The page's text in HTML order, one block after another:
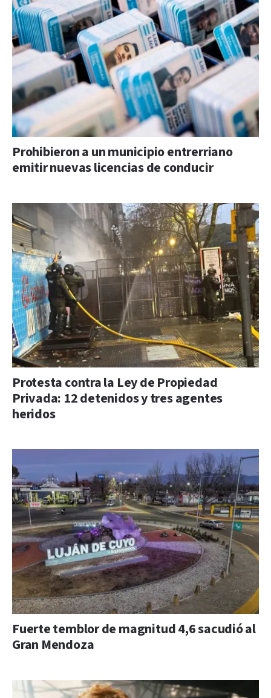
Prohibieron a un municipio entrerriano
emitir nuevas licencias de conducir
Protesta contra la Ley de Propiedad
Privada: 12 detenidos y tres agentes
heridos
Fuerte temblor de magnitud 4,6 sacudió al
Gran Mendoza